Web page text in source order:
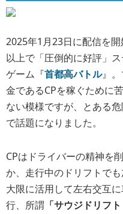
2025年1月23日に配信を
以上で「圧倒的に好評」
ゲーム『首都高バトル』
金であるCPを稼ぐために
ない模様ですが、とある
で話題になりました。
CPはドライバーの精神を
か、走行中のドリフトで
大限に活用して左右交互
行、所謂 「サウジドリフ